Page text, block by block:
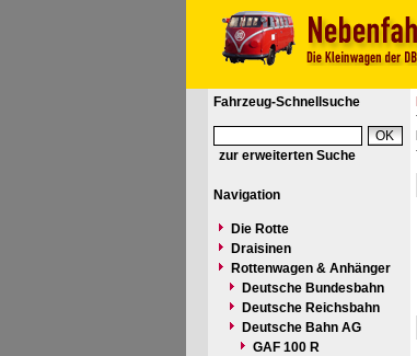
Fahrzeug-Schnellsuche
zur erweiterten Suche
Navigation
Die Rotte
Draisinen
Rottenwagen & Anhänger
Deutsche Bundesbahn
Deutsche Reichsbahn
Deutsche Bahn AG
GAF 100 R